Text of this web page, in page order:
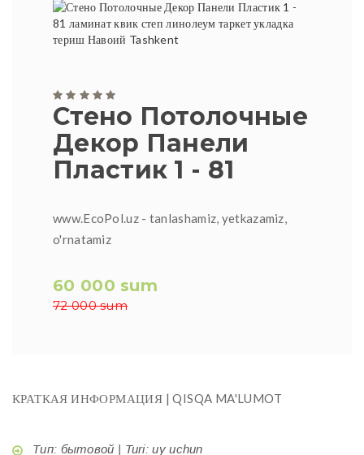
Стено Потолочные
Декор Панели
Пластик 1 - 81
www.EcoPol.uz - tanlashamiz, yetkazamiz,
o'rnatamiz
60 000 sum
72 000 sum
КРАТКАЯ ИНФОРМАЦИЯ | QISQA MA'LUMOT
Тип: бытовой | Turi: uy uchun